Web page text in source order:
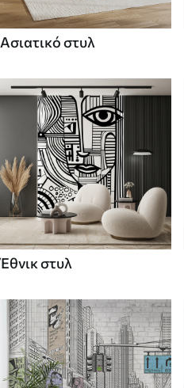
Ασιατικό στυλ
Έθνικ στυλ